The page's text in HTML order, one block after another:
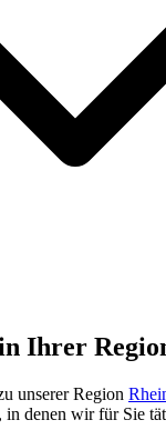
Ihrer
unserer Region
in denen wir für Sie